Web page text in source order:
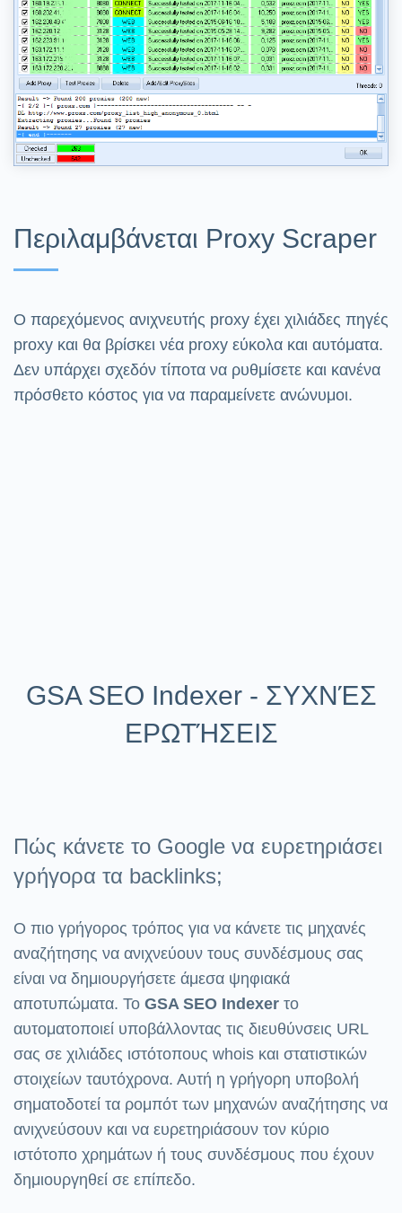
Περιλαμβάνεται Proxy Scraper
Ο παρεχόμενος ανιχνευτής proxy έχει χιλιάδες πηγές
proxy και θα βρίσκει νέα proxy εύκολα και αυτόματα.
Δεν υπάρχει σχεδόν τίποτα να ρυθμίσετε και κανένα
πρόσθετο κόστος για να παραμείνετε ανώνυμοι.
GSA SEO Indexer - ΣΥΧΝΈΣ
ΕΡΩΤΉΣΕΙΣ
Πώς κάνετε το Google να ευρετηριάσει
γρήγορα τα backlinks;
Ο πιο γρήγορος τρόπος για να κάνετε τις μηχανές
αναζήτησης να ανιχνεύουν τους συνδέσμους σας
είναι να δημιουργήσετε άμεσα ψηφιακά
αποτυπώματα. Το GSA SEO Indexer το
αυτοματοποιεί υποβάλλοντας τις διευθύνσεις URL
σας σε χιλιάδες ιστότοπους whois και στατιστικών
στοιχείων ταυτόχρονα. Αυτή η γρήγορη υποβολή
σηματοδοτεί τα ρομπότ των μηχανών αναζήτησης να
ανιχνεύσουν και να ευρετηριάσουν τον κύριο
ιστότοπο χρημάτων ή τους συνδέσμους που έχουν
δημιουργηθεί σε επίπεδο.